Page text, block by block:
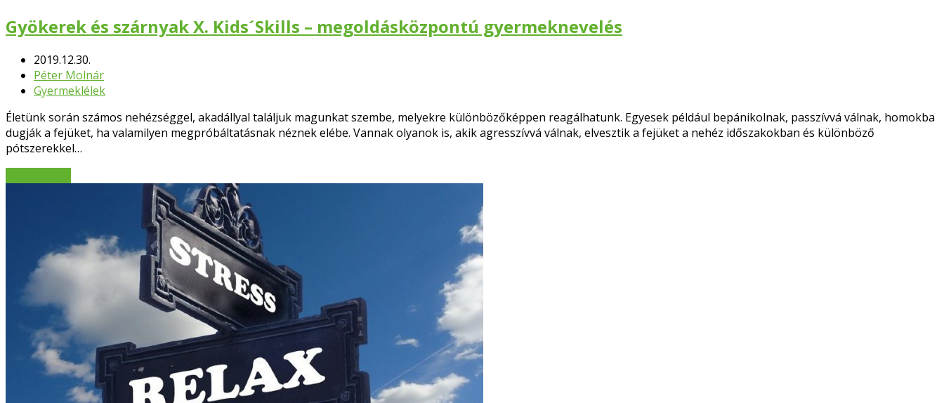
Gyökerek és szárnyak X. Kids´Skills – megoldásközpontú gyermeknevelés
2019.12.30.
Péter Molnár
Gyermeklélek
Életünk során számos nehézséggel, akadállyal találjuk magunkat szembe, melyekre különbözőképpen reagálhatunk. Egyesek például bepánikolnak, passzívvá válnak, homokba
dugják a fejüket, ha valamilyen megpróbáltatásnak néznek elébe. Vannak olyanok is, akik agresszívvá válnak, elvesztik a fejüket a nehéz időszakokban és különböző
pótszerekkel…